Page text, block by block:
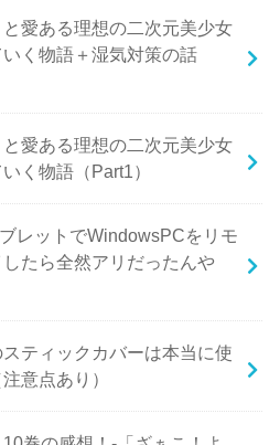
愛ある理想の二次元美少女
く物語＋湿気対策の話
愛ある理想の二次元美少女
く物語（Part1）
レットでWindowsPCをリモ
たら全然アリだったんや
ティックカバーは本当に使
意点あり）